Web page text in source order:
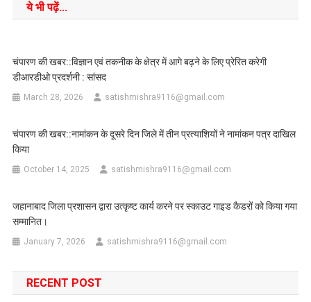
ये भी पढ़ें...
चंपारण की खबर::विज्ञान एवं तकनीक के क्षेत्र में आगे बढ़ने के लिए प्रेरित करेगी
डीआरडीओ प्रदर्शनी : सांसद
March 28, 2026 satishmishra9116@gmail.com
चंपारण की खबर::नामांकन के दूसरे दिन जिले में तीन प्रत्याशियों ने नामांकन पत्र दाखिल
किया
October 14, 2025 satishmishra9116@gmail.com
जहानाबाद जिला प्रशासन द्वारा उत्कृष्ट कार्य करने पर स्काउट गाइड कैडरों को किया गया
सम्मानित।
January 7, 2026 satishmishra9116@gmail.com
RECENT POST